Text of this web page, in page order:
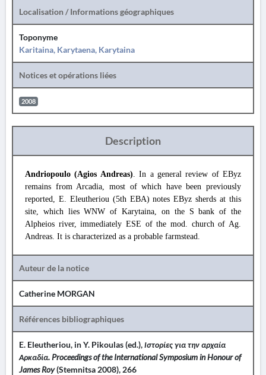
Localisation / Informations géographiques
Toponyme
Karitaina, Karytaena, Karytaina
Notices et opérations liées
2008
Description
Andriopoulo (Agios Andreas). In a general review of EByz
remains from Arcadia, most of which have been previously
reported, E. Eleutheriou (5th EBA) notes EByz sherds at this
site, which lies WNW of Karytaina, on the S bank of the
Alpheios river, immediately ESE of the mod. church of Ag.
Andreas. It is characterized as a probable farmstead.
Auteur de la notice
Catherine MORGAN
Références bibliographiques
E. Eleutheriou, in Y. Pikoulas (ed.),Ιστορίες για την αρχαία
Αρκαδία. Proceedings of the International Symposium in Honour of
James Roy(Stemnitsa 2008), 266